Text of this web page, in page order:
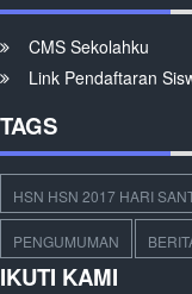
CMS Sekolahku
Link Pendaftaran
TAGS
HSN HSN 2017 HARI
PENGUMUMAN
IKUTI KAMI